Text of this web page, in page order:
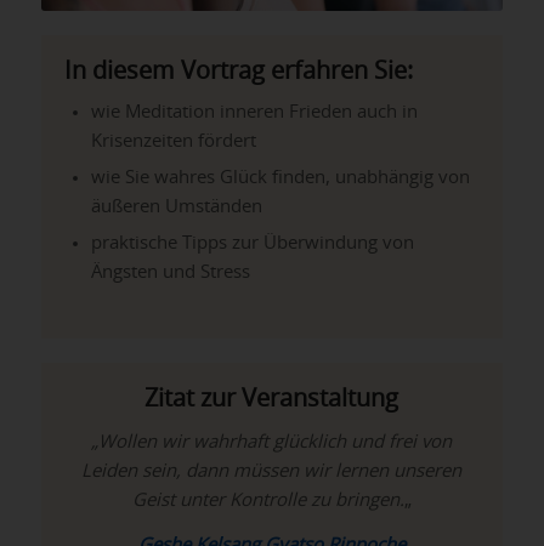
In diesem Vortrag erfahren Sie:
wie Meditation inneren Frieden auch in
Krisenzeiten fördert
wie Sie wahres Glück finden, unabhängig von
äußeren Umständen
praktische Tipps zur Überwindung von
Ängsten und Stress
Zitat zur Veranstaltung
„Wollen wir wahrhaft glücklich und frei von
Leiden sein, dann müssen wir lernen unseren
Geist unter Kontrolle zu bringen. „